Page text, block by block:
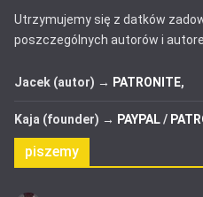
Utrzymujemy się z datków
poszczególnych autorów i
Jacek (autor) → PATRONITE,
Kaja (founder) → PAYPAL/
piszemy